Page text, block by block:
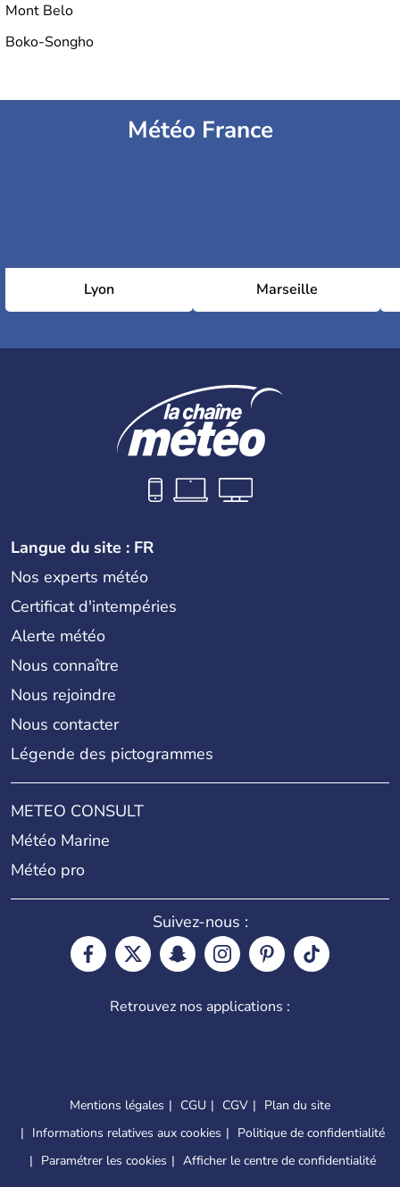
Mont Belo
Boko-Songho
Météo France
Lyon Marseille
Langue du site : FR
Nos experts météo
Certificat d'intempéries
Alerte météo
Nous connaître
Nous rejoindre
Nous contacter
Légende des pictogrammes
METEO CONSULT
Météo Marine
Météo pro
Suivez-nous :
Retrouvez nos applications :
Mentions légales CGU CGV
Plan du site
Informations relatives aux cookies
Politique de confidentialité
Paramétrer les cookies
Afficher le centre de confidentialité